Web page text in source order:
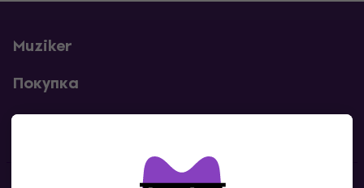
Muziker
Покупка
Полезни линкове